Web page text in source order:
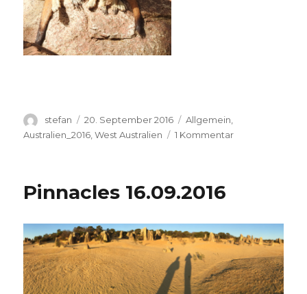
Autor
stefan
Veröffentlicht
am
20. September 2016 Kategorien
Allgemein,
Australien_2016 ,West Australien 1 Kommentarzu
Pinnacles 16.09.2016